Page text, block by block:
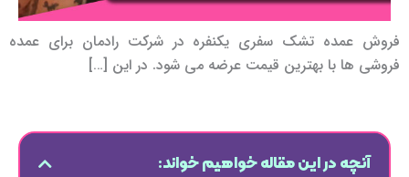
فروش عمده تشک سفری یکنفره در شرکت رادمان برای عمده
فروشی ها با بهترین قیمت عرضه می شود. در این […]
آنچه در این مقاله خواهیم خواند: